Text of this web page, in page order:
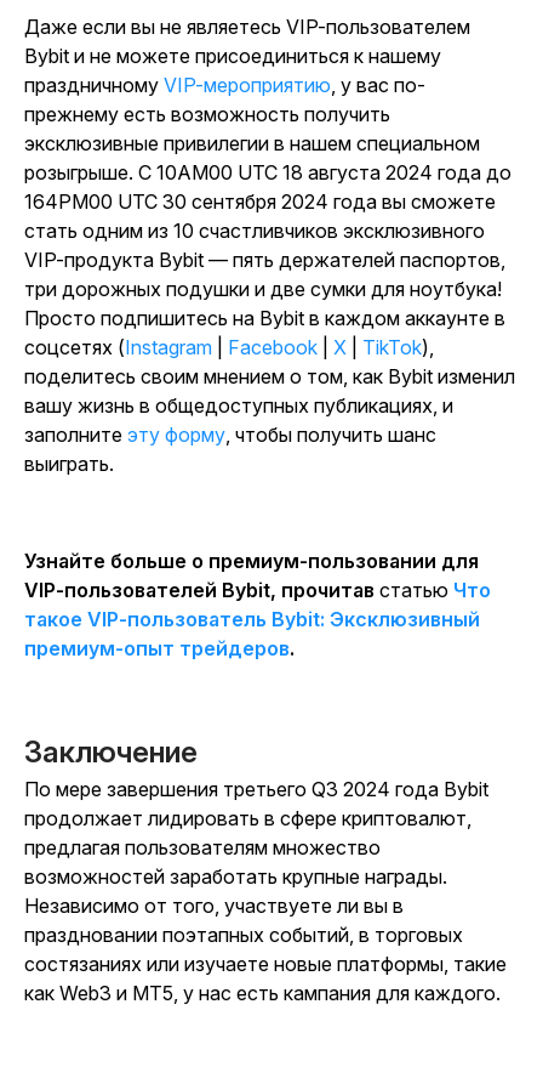
Даже если вы не являетесь VIP-пользователем
Bybit и не можете присоединиться к нашему
праздничному VIP-мероприятию , у вас по-
прежнему есть возможность получить
эксклюзивные привилегии в нашем специальном
розыгрыше. С 10AM00 UTC 18 августа 2024 года до
164PM00 UTC 30 сентября 2024 года вы сможете
стать одним из 10 счастливчиков эксклюзивного
VIP-продукта Bybit — пять держателей паспортов,
три дорожных подушки и две сумки для ноутбука!
Просто подпишитесь на Bybit в каждом аккаунте в
соцсетях (Instagram Facebook X TikTok),
поделитесь своим мнением о том, как Bybit изменил
вашу жизнь в общедоступных публикациях, и
заполните эту форму , чтобы получить шанс
выиграть.
Узнайте больше о премиум-пользовании для
VIP-пользователей Bybit, прочитав статью Что
такое VIP-пользователь Bybit: Эксклюзивный
премиум-опыт трейдеров.
Заключение
По мере завершения третьего Q3 2024 года Bybit
продолжает лидировать в сфере криптовалют,
предлагая пользователям множество
возможностей заработать крупные награды.
Независимо от того, участвуете ли вы в
праздновании поэтапных событий, в торговых
состязаниях или изучаете новые платформы, такие
как Web3 и MT5, у нас есть кампания для каждого.